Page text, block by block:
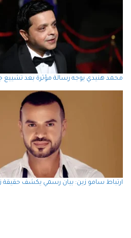
محمد هنيدي يوجه رسالة مؤثرة بعد
ارتباط سامو زين: بيان رسمي يكشف حقيقة